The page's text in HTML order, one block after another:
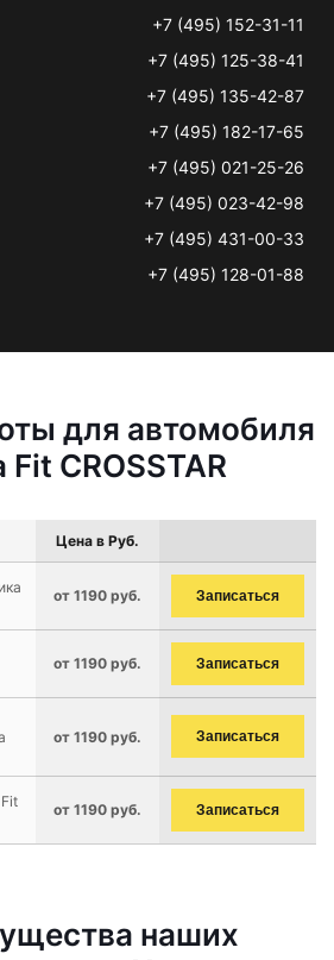
+7 (495) 152-31-11
+7 (495) 125-38-41
+7 (495) 135-42-87
+7 (495) 182-17-65
+7 (495) 021-25-26
+7 (495) 023-42-98
+7 (495) 431-00-33
+7 (495) 128-01-88
для автомобиля
Fit CROSSTAR
Цена в Руб.
от 1190 руб. Записаться
от 1190 руб. Записаться
от 1190 руб. Записаться
от 1190 руб. Записаться
наших